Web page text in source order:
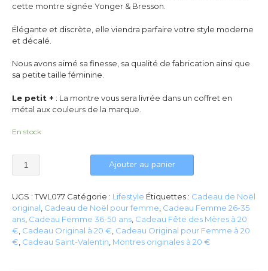
cette montre signée Yonger & Bresson.
Élégante et discrète, elle viendra parfaire votre style moderne
et décalé.
Nous avons aimé sa finesse, sa qualité de fabrication ainsi que
sa petite taille féminine.
Le petit + : La montre vous sera livrée dans un coffret en
métal aux couleurs de la marque.
En stock
Ajouter au panier
UGS :TWL077 Catégorie : Lifestyle Étiquettes : Cadeau de Noël
original Cadeau de Noël pour femme Cadeau Femme 26-35
ans Cadeau Femme 36-50 ans Cadeau Fête des Mères à 20
€ Cadeau Original à 20 € Cadeau Original pour Femme à 20
€ Cadeau Saint-Valentin Montres originales à 20 €